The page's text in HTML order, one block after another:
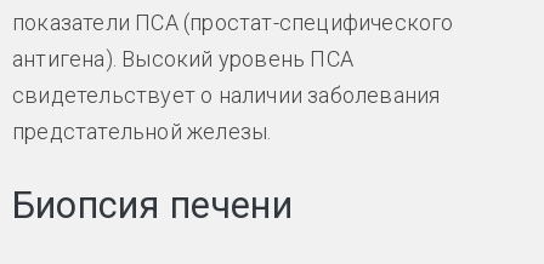
показатели ПСА (простат-специфического
антигена). Высокий уровень ПСА
свидетельствует о наличии заболевания
предстательной железы.
Биопсия печени